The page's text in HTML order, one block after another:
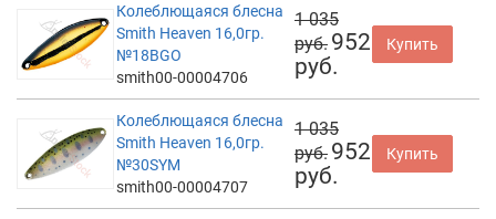
Колеблющаяся блесна
Smith Heaven 16,0гр.
№18BGO
smith00-00004706
1 035
руб. 952
руб.
Купить
Колеблющаяся блесна
Smith Heaven 16,0гр.
№30SYM
smith00-00004707
1 035
руб. 952
руб.
Купить